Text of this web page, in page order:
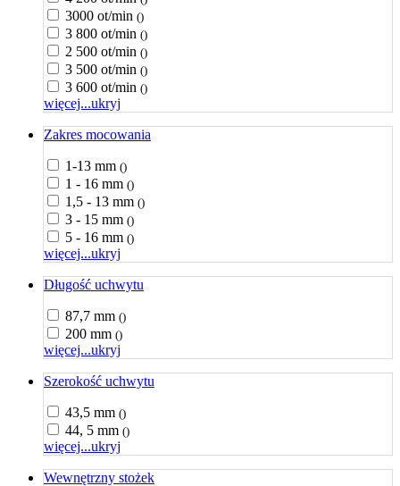
3000 ot/min ()
3 800 ot/min ()
2 500 ot/min ()
3 500 ot/min ()
3 600 ot/min ()
więcej...ukryj
Zakres mocowania
1-13 mm ()
1 - 16 mm ()
1,5 - 13 mm ()
3 - 15 mm ()
5 - 16 mm ()
więcej...ukryj
Długość uchwytu
87,7 mm ()
200 mm ()
więcej...ukryj
Szerokość uchwytu
43,5 mm ()
44, 5 mm ()
więcej...ukryj
Wewnętrzny stożek